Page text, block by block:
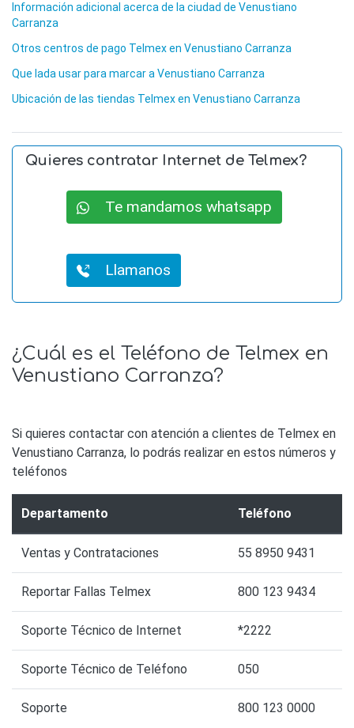
Información adicional acerca de la ciudad de Venustiano
Carranza
Otros centros de pago Telmex en Venustiano Carranza
Que lada usar para marcar a Venustiano Carranza
Ubicación de las tiendas Telmex en Venustiano Carranza
Quieres contratar Internet de Telmex?
Te mandamos whatsapp
Llamanos
¿Cuál es el Teléfono de Telmex en
Venustiano Carranza?
Si quieres contactar con atención a clientes de Telmex en
Venustiano Carranza, lo podrás realizar en estos números y
teléfonos
Departamento Teléfono
Ventas y Contrataciones 55 8950 9431
Reportar Fallas Telmex 800 123 9434
Soporte Técnico de Internet *2222
Soporte Técnico de Teléfono 050
Soporte 800 123 0000